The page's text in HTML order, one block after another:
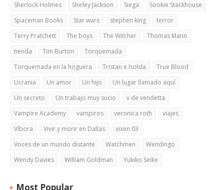
Sherlock Holmes
Shirley Jackson Siega
Sookie Stackhouse
Spaceman Books
Star wars stephen king
terror
Terry Pratchett
The boys The Witcher
Thomas Mann
tienda
Tim Burton
Torquemada
Torquemada en la hoguera
Tristan e Isolda
True Blood
Ucrania
Un amor Un hijo
Un lugar llamado aquí
Un secreto
Un trabajo muy sucio
v de vendetta
Vampire Academy
vampiros veronica roth
viajes
Víbora
Vivir y morir en Dallas
vixen 03
Voces de un mundo distante
Watchmen
Wendingo
Wendy Davies
William Goldman Yukiko Seike
Most Popular